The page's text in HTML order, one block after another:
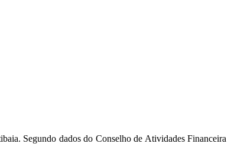
Segundo dados do Conselho de Atividades Financeira